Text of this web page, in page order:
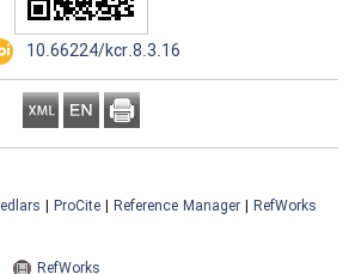
‎ ‌10.66224/kcr.8.3.16
Medlars |ProCite |Reference Manager |RefWorks
RefWorks